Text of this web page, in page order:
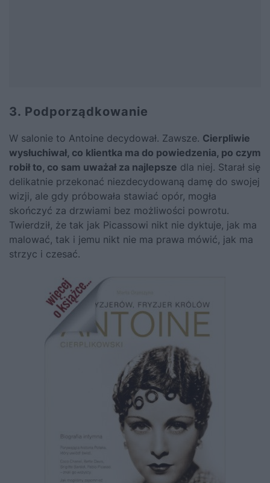
3. Podporządkowanie
W salonie to Antoine decydował. Zawsze. Cierpliwie
wysłuchiwał, co klientka ma do powiedzenia, po czym
robił to, co sam uważał za najlepsze dla niej. Starał się
delikatnie przekonać niezdecydowaną damę do swojej
wizji, ale gdy próbowała stawiać opór, mogła
skończyć za drzwiami bez możliwości powrotu.
Twierdził, że tak jak Picassowi nikt nie dyktuje, jak ma
malować, tak i jemu nikt nie ma prawa mówić, jak ma
strzyc i czesać.